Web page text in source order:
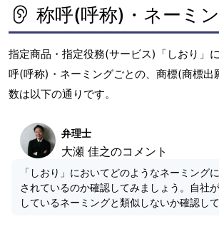
称呼(呼称)・ネーミ
指定商品・指定役務(サービス)「しおり」
呼(呼称)・ネーミングごとの、商標(商標出
数は以下の通りです。
弁理士
大瀬 佳之のコメント
「しおり」においてどのようなネーミング
されているのか確認してみましょう。自社
しているネーミングと類似しないか確認して